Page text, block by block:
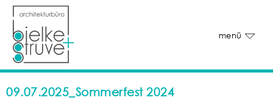
menü
09.07.2025_Sommerfest 2024